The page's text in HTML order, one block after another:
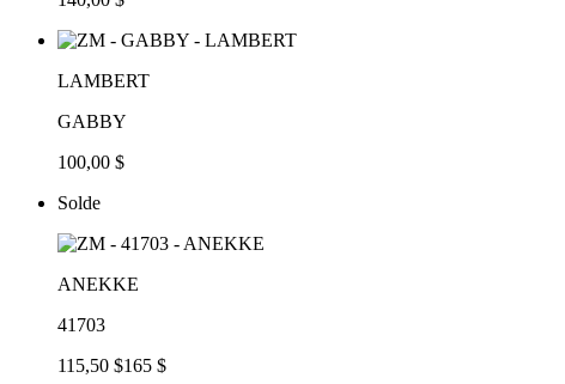
LAMBERT
GABBY
100,00 $
Solde
ANEKKE
41703
115,50 $165 $